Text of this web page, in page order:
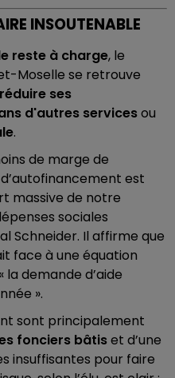
INSOUTENABLE
reste à charge, le
Moselle se retrouve
réduire ses
d'autres servicesou
.
de marge de
est
massive de notre
sociales
Schneider. Il affirme que
face à une équation
la demande d’aide
».
sont principalement
fonciers bâtiset d’une
insuffisantes pour faire